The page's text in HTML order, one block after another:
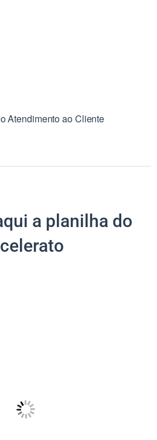
Atendimento ao Cliente
a planilha do